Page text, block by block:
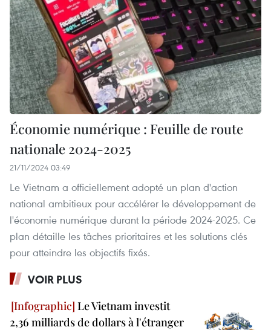
Économie numérique : Feuille de route
nationale 2024-2025
21/11/2024 03:49
Le Vietnam a officiellement adopté un plan d'action
national ambitieux pour accélérer le développement de
l'économie numérique durant la période 2024-2025. Ce
plan détaille les tâches prioritaires et les solutions clés
pour atteindre les objectifs fixés.
VOIR PLUS
Le Vietnam investit
2,36 milliards de dollars à l'étranger